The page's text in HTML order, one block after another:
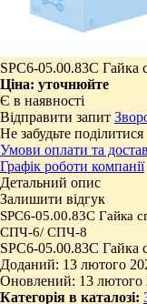
SPC6-05.00.83С Гайка
Ціна: уточнюйте
Є в наявності
Відправити запит
Не забудьте поділитися
Умови оплати та
Графік роботи компанії
Детальний опис
Залишити відгук
SPC6-05.00.83С Гайка
СПЧ-6/ СПЧ-8
SPC6-05.00.83С Гайка
Доданий: 13 лютого
Оновлений: 13 лютого
Категорія в каталозі: